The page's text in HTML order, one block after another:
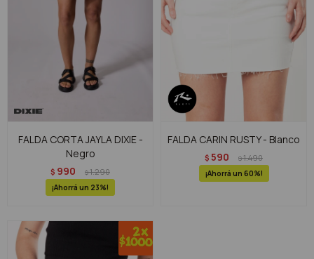
FALDA CORTA JAYLA DIXIE -
Negro
$ 990 $1.290
23
FALDA CARIN RUSTY - Blanco
$ 590 $1.490
60